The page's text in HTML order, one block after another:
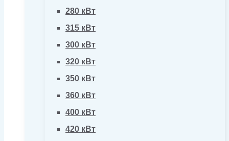
280 кВт
315 кВт
300 кВт
320 кВт
350 кВт
360 кВт
400 кВт
420 кВт